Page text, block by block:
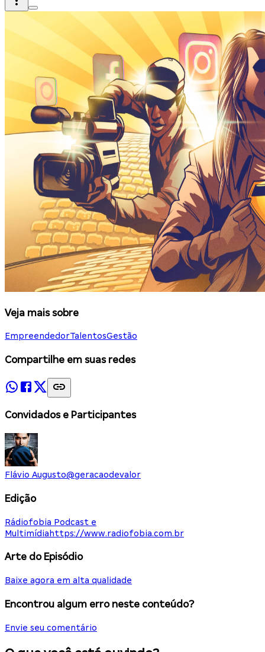
Veja mais sobre
EmpreendedorTalentosGestão
Compartilhe em suas redes
Convidados e Participantes
Flávio Augusto@geracaodevalor
Edição
Rádiofobia Podcast e
Multimídia https://www.radiofobia.com.br
Arte do Episódio
Baixe agora em alta qualidade
Encontrou algum erro neste conteúdo?
Envie seu comentário